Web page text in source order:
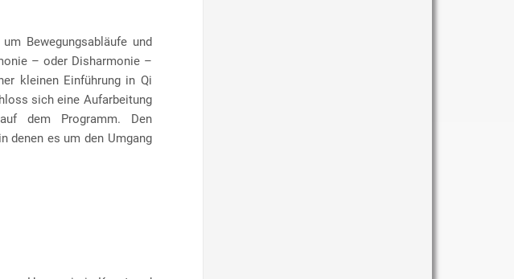
Bewegungsabläufe und
– oder Disharmonie –
kleinen Einführung in Qi
sich eine Aufarbeitung
dem Programm. Den
denen es um den Umgang